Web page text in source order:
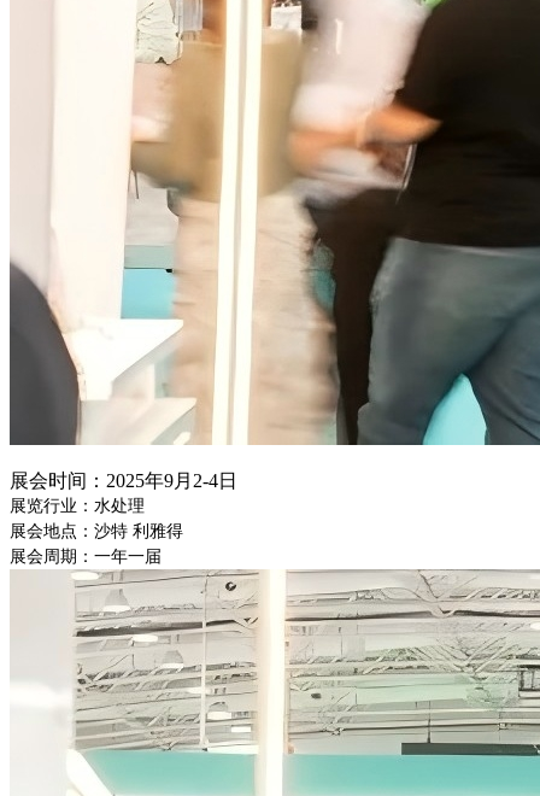
展会时间： 2025年9月2-4日
展览行业：水处理
展会地点：沙特 利雅得
展会周期：一年一届